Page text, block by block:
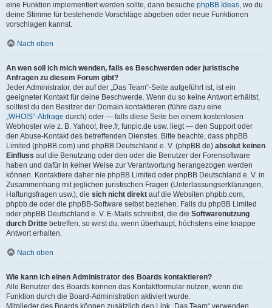
eine Funktion implementiert werden sollte, dann besuche phpBB Ideas, wo du
deine Stimme für bestehende Vorschläge abgeben oder neue Funktionen
vorschlagen kannst.
Nach oben
An wen soll ich mich wenden, falls es Beschwerden oder juristische
Anfragen zu diesem Forum gibt?
Jeder Administrator, der auf der „Das Team“-Seite aufgeführt ist, ist ein
geeigneter Kontakt für deine Beschwerde. Wenn du so keine Antwort erhältst,
solltest du den Besitzer der Domain kontaktieren (führe dazu eine
„WHOIS“-Abfrage durch) oder — falls diese Seite bei einem kostenlosen
Webhoster wie z. B. Yahoo!, free.fr, funpic.de usw. liegt — den Support oder
den Abuse-Kontakt des betreffenden Dienstes. Bitte beachte, dass phpBB
Limited (phpBB.com) und phpBB Deutschland e. V. (phpBB.de) absolut keinen
Einfluss auf die Benutzung oder den oder die Benutzer der Forensoftware
haben und dafür in keiner Weise zur Verantwortung herangezogen werden
können. Kontaktiere daher nie phpBB Limited oder phpBB Deutschland e. V. in
Zusammenhang mit jeglichen juristischen Fragen (Unterlassungserklärungen,
Haftungsfragen usw.), die sich nicht direkt auf die Websiten phpbb.com,
phpbb.de oder die phpBB-Software selbst beziehen. Falls du phpBB Limited
oder phpBB Deutschland e. V. E-Mails schreibst, die die Softwarenutzung
durch Dritte betreffen, so wirst du, wenn überhaupt, höchstens eine knappe
Antwort erhalten.
Nach oben
Wie kann ich einen Administrator des Boards kontaktieren?
Alle Benutzer des Boards können das Kontaktformular nutzen, wenn die
Funktion durch die Board-Administration aktiviert wurde.
Mitglieder des Boards können zusätzlich den Link „Das Team“ verwenden.